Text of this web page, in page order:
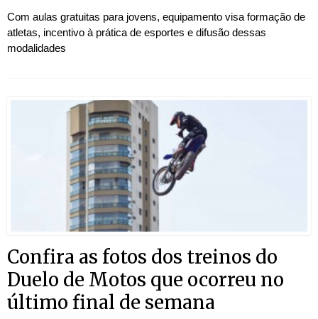
Com aulas gratuitas para jovens, equipamento visa formação de
atletas, incentivo à prática de esportes e difusão dessas
modalidades
Confira as fotos dos treinos do
Duelo de Motos que ocorreu no
último final de semana